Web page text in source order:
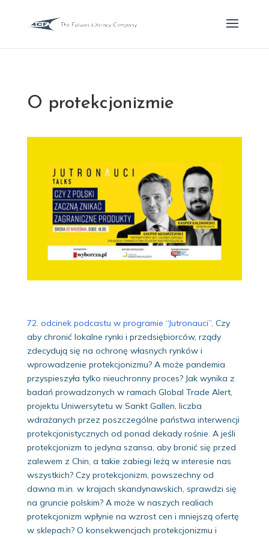
O protekcjonizmie
72. odcinek podcastu w programie “Jutronauci”. Czy
aby chronić lokalne rynki i przedsiębiorców, rządy
zdecydują się na ochronę własnych rynków i
wprowadzenie protekcjonizmu? A może pandemia
przyspieszyła tylko nieuchronny proces? Jak wynika z
badań prowadzonych w ramach Global Trade Alert,
projektu Uniwersytetu w Sankt Gallen, liczba
wdrażanych przez poszczególne państwa interwencji
protekcjonistycznych od ponad dekady rośnie. A jeśli
protekcjonizm to jedyna szansa, aby bronić się przed
zalewem z Chin, a takie zabiegi leżą w interesie nas
wszystkich? Czy protekcjonizm, powszechny od
dawna m.in. w krajach skandynawskich, sprawdzi się
na gruncie polskim? A może w naszych realiach
protekcjonizm wpłynie na wzrost cen i mniejszą ofertę
w sklepach? O konsekwencjach protekcjonizmu i